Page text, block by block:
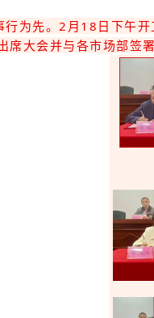
行为先。2月18日下午
席大会并与各市场部签